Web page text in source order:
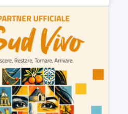
LabNews (replica)